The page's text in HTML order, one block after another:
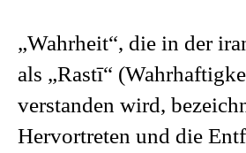
„Wahrheit“, die in der
als „Rastī“
verstanden wird,
Hervortreten und die